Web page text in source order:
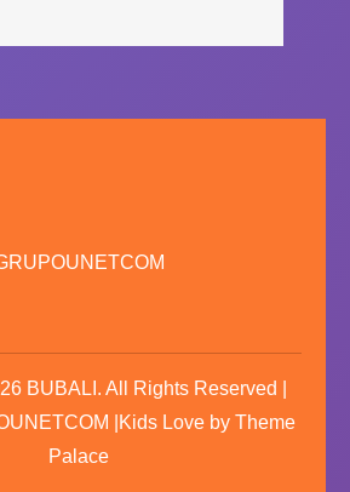
BUBALI . All Rights Reserved |
|Kids Love by Theme
Palace